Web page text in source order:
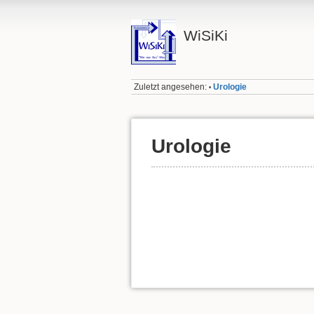
WiSiKi
Zuletzt angesehen: • Urologie
Urologie